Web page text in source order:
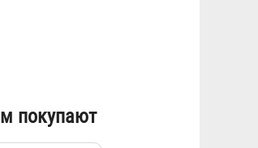
покупают